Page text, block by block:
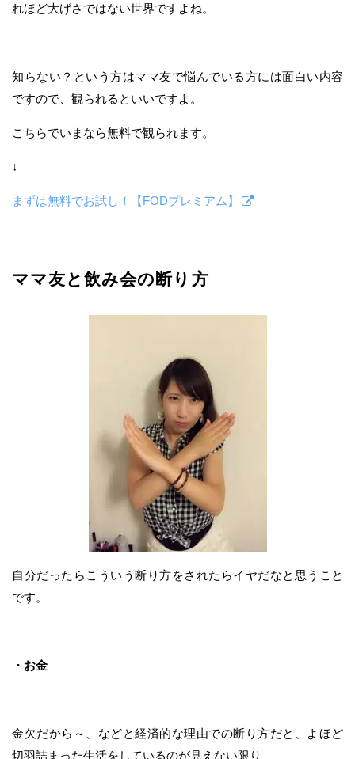
れほど大げさではない世界ですよね。
知らない？という方はママ友で悩んでいる方には面白い内容
ですので、観られるといいですよ。
こちらでいまなら無料で観られます。
↓
まずは無料でお試し！【FODプレミアム】
ママ友と飲み会の断り方
自分だったらこういう断り方をされたらイヤだなと思うこと
です。
・お金
金欠だから～、などと経済的な理由での断り方だと、よほど
切羽詰まった生活をしているのが見えない限り、